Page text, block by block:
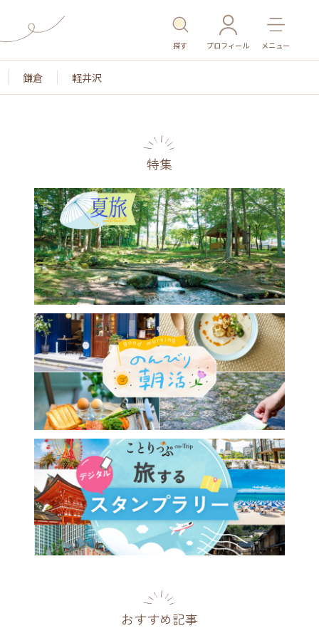
探す プロフィール メニュー
鎌倉 軽井沢
名所・旧跡 温泉・スパ その他施設 ごはん
特集
おすすめ記事